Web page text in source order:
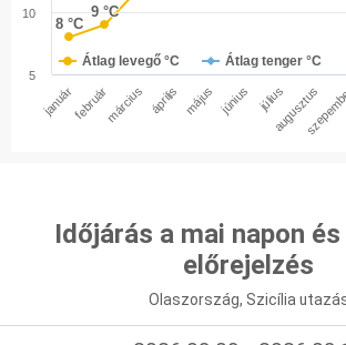
8 °C
8 °C
9 °C
9 °C
Átlag levegő °C Átlag tenger °C
januárfebruármárcius április május június júliusaugusztus
5
10
Időjárás a mai napon
előrejelzés
Olaszország, Szicília